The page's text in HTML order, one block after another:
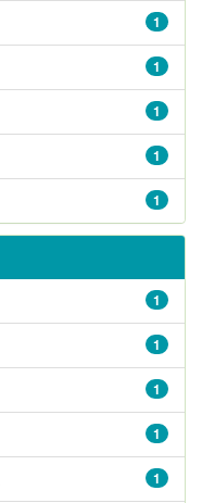
1
1
1
1
1
1
1
1
1
1